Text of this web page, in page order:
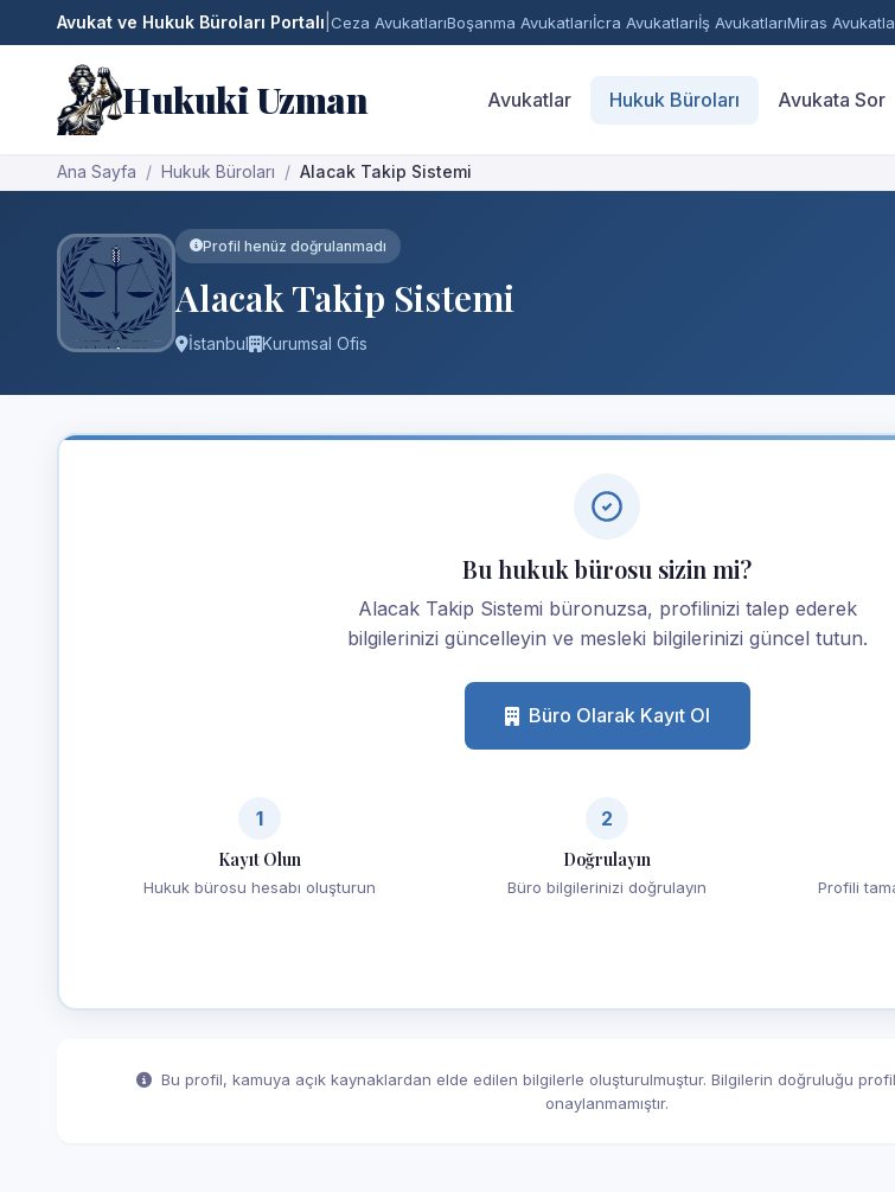
Avukat ve Hukuk Büroları Portalı Ceza AvukatlarıBoşanma Avukatlarıİcra Avukatlarıİş AvukatlarıMiras
Hukuki Uzman Avukatlar Hukuk Büroları Avukata Sor
Ana Sayfa Hukuk Büroları Alacak Takip Sistemi
Profil henüz doğrulanmadı
Alacak Takip Sistemi
İstanbul Kurumsal Ofis
Bu hukuk bürosu sizin mi?
Alacak Takip Sistemi büronuzsa, profilinizi talep ederek
bilgilerinizi güncelleyin ve mesleki bilgilerinizi güncel tutun.
Büro Olarak Kayıt Ol
1
Kayıt Olun
Hukuk bürosu hesabı oluşturun
2
Doğrulayın
Büro bilgilerinizi doğrulayın
Profili
Bu profil, kamuya açık kaynaklardan elde edilen bilgilerle oluşturulmuştur. Bilgilerin doğruluğu
onaylanmamıştır.